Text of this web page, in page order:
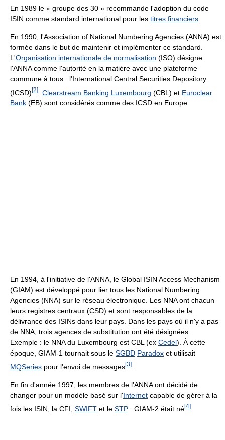
En 1989 le « groupe des 30 » recommande l'adoption du code
ISIN comme standard international pour les titres financiers
En 1990, l'Association of National Numbering Agencies (ANNA) est
formée dans le but de maintenir et implémenter ce standard.
L'Organisation internationale de normalisation (ISO) désigne
l'ANNA comme l'autorité en la matière avec une plateforme
commune à tous : l'International Central Securities Depository
(ICSD)[2] Clearstream Banking Luxembourg (CBL) et Euroclear
Bank (EB) sont considérés comme des ICSD en Europe.
En 1994, à l'initiative de l'ANNA, le Global ISIN Access Mechanism
(GIAM) est développé pour lier tous les National Numbering
Agencies (NNA) sur le réseau électronique. Les NNA ont chacun
leurs registres centraux (CSD) et sont responsables de la
délivrance des ISINs dans leur pays. Dans les pays où il n'y a pas
de NNA, trois agences de substitution ont été désignées.
Exemple : le NNA du Luxembourg est CBL (ex Cedel). À cette
époque, GIAM-1 tournait sous le SGBD Paradox et utilisait
MQSeries pour l'envoi de messages[3]
En fin d'année 1997, les membres de l'ANNA ont décidé de
changer pour un modèle basé sur l'Internet capable de gérer à la
fois les ISIN, la CFI, SWIFT et le STP : GIAM-2 était né[4]